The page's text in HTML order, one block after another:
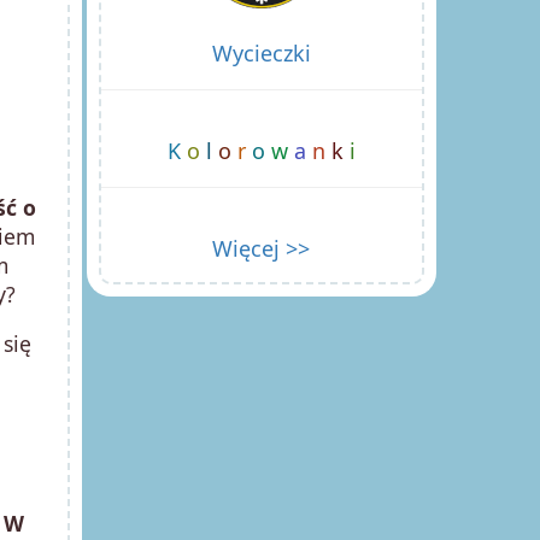
o
W
Wycieczki
K o l o r o w a n k i
Więcej >>